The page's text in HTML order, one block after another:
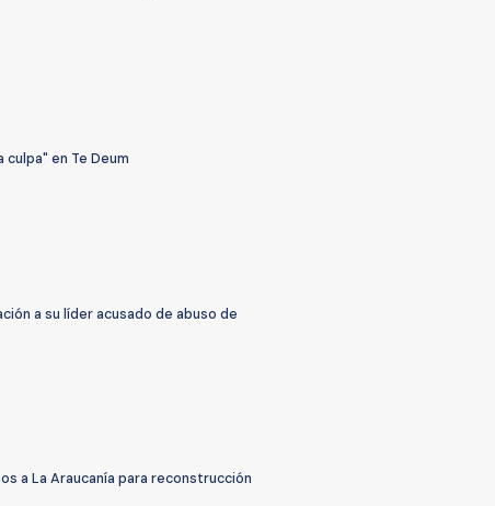
culpa" en Te Deum
a su líder acusado de abuso de
a La Araucanía para reconstrucción